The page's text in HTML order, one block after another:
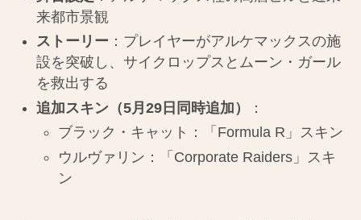
来都市景観
ストーリー ：プレイヤーがアルケマックスの施
設を突破し、サイクロップスとムーン・ガール
を救出する
追加スキン（5月29日同時追加）
：
ブラック・キャット：「Formula R」スキン
ウルヴァリン：「Corporate Raiders」スキ
ン